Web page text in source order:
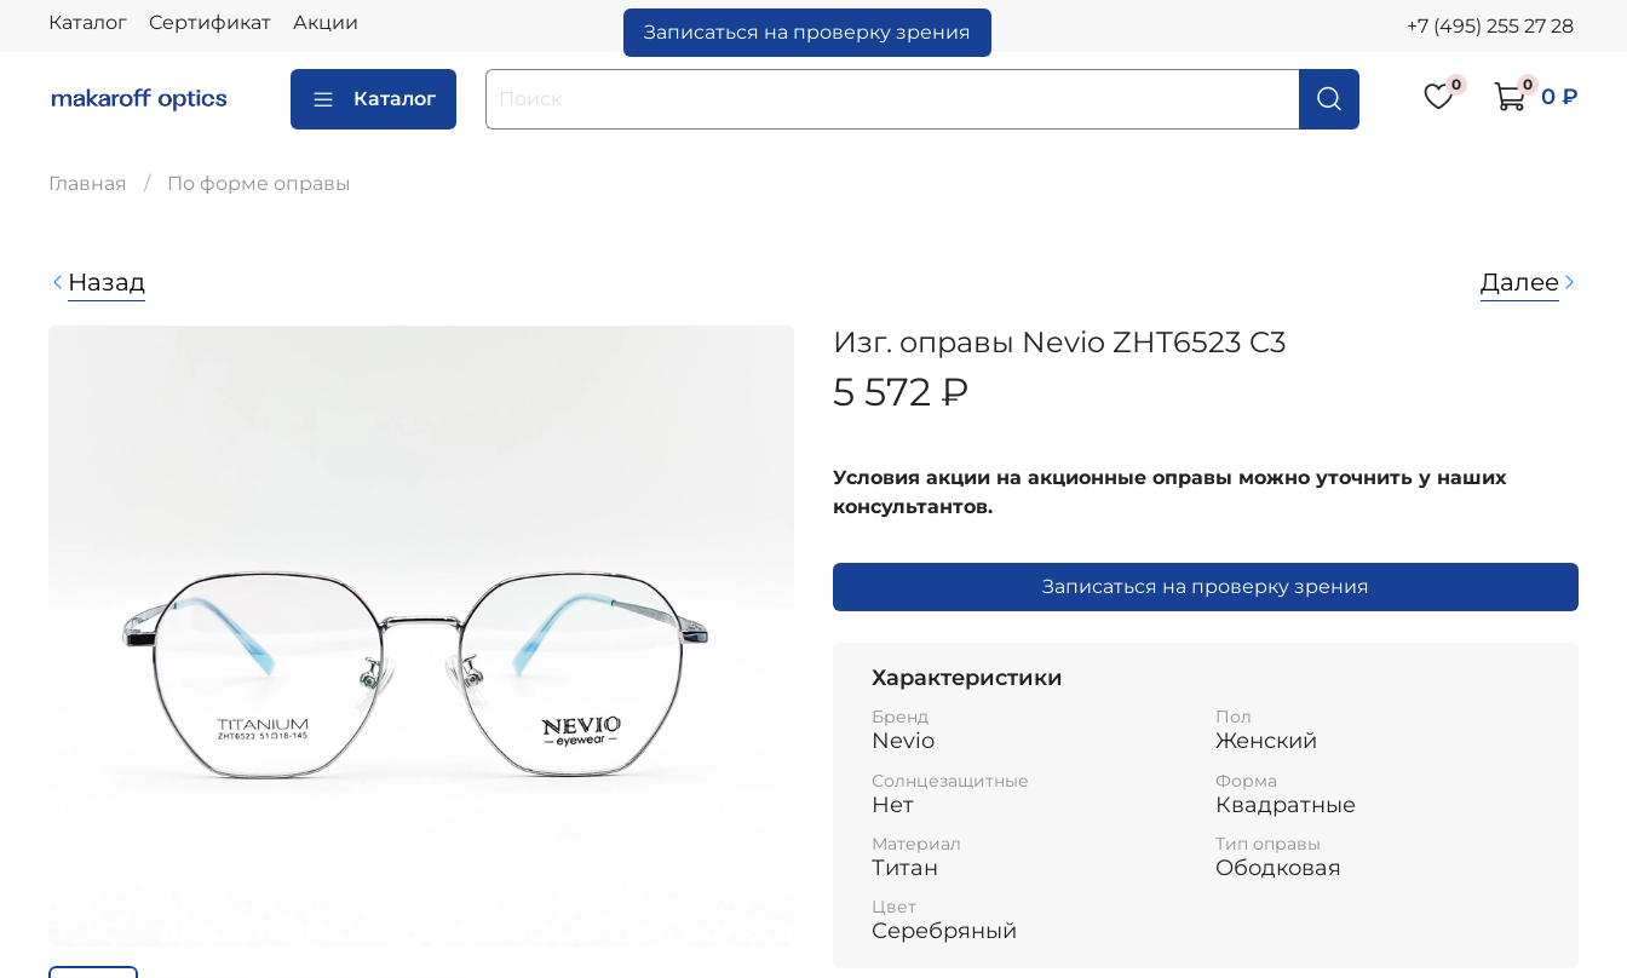
Каталог Сертификат Акции Записаться на проверку зрения +7 (495) 255 27 28
Каталог
0 0 0 ₽
Главная По форме оправы
Назад Далее
Изг. оправы Nevio ZHT6523 C3
5 572 ₽
Условия акции на акционные оправы можно уточнить у наших
консультантов.
Записаться на проверку зрения
Характеристики
Бренд
Nevio
Пол
Женский
Солнцезащитные
Нет
Форма
Квадратные
Материал
Титан
Тип оправы
Ободковая
Цвет
Серебряный